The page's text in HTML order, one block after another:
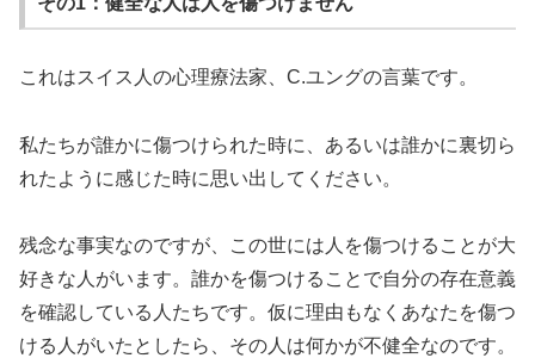
これはスイス人の心理療法家、C.ユングの言葉です。
私たちが誰かに傷つけられた時に、あるいは誰かに裏切ら
れたように感じた時に思い出してください。
残念な事実なのですが、この世には人を傷つけることが大
好きな人がいます。誰かを傷つけることで自分の存在意義
を確認している人たちです。仮に理由もなくあなたを傷つ
ける人がいたとしたら、その人は何かが不健全なのです。